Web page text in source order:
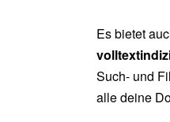
Es bietet
Such- und
alle deine